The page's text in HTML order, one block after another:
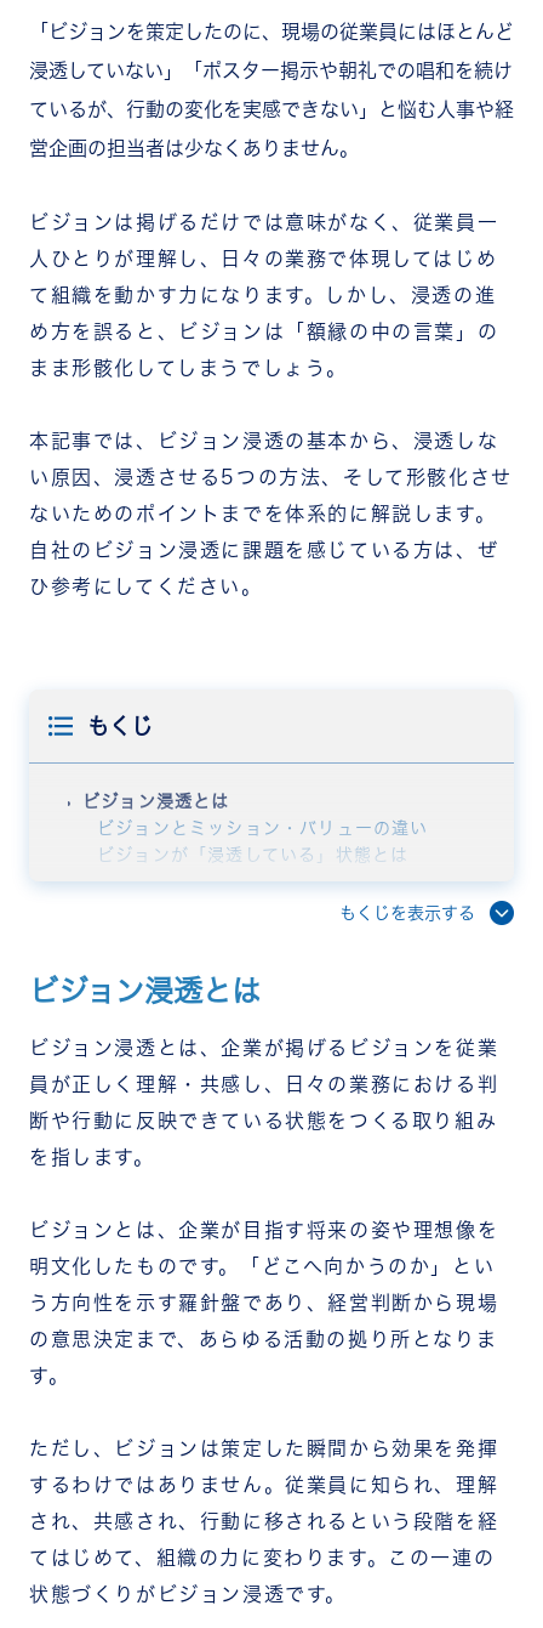
「ビジョンを策定したのに、現場の従業員にはほとんど
浸透していない」「ポスター掲示や朝礼での唱和を続け
ているが、行動の変化を実感できない」と悩む人事や経
営企画の担当者は少なくありません。
ビジョンは掲げるだけでは意味がなく、従業員一
人ひとりが理解し、日々の業務で体現してはじめ
て組織を動かす力になります。しかし、浸透の進
め方を誤ると、ビジョンは「額縁の中の言葉」の
まま形骸化してしまうでしょう。
本記事では、ビジョン浸透の基本から、浸透しな
い原因、浸透させる5つの方法、そして形骸化させ
ないためのポイントまでを体系的に解説します。
自社のビジョン浸透に課題を感じている方は、ぜ
ひ参考にしてください。
もくじ
ビジョン浸透とは
ビジョンとミッション・バリューの違い
ビジョンが「浸透している」状態とは
従業員の主体的な行動と迅速な判断を促す
ビジョンが浸透しない4つの原因
伝達が一方通行で終わっている
経営層や管理職が体現できていない
ビジョンを浸透させる5つの方法
経営層が自分の言葉で繰り返し発信する
社内報や社内SNSで日常的な接点をつくる
ビジョンを体現した行動を称賛して可視化する
浸透度を定期的に測定する
一過性のイベントで終わらせず日常に組み込む
もくじを表示する
ビジョン浸透とは
ビジョン浸透とは、企業が掲げるビジョンを従業
員が正しく理解・共感し、日々の業務における判
断や行動に反映できている状態をつくる取り組み
を指します。
ビジョンとは、企業が目指す将来の姿や理想像を
明文化したものです。「どこへ向かうのか」とい
う方向性を示す羅針盤であり、経営判断から現場
の意思決定まで、あらゆる活動の拠り所となりま
す。
ただし、ビジョンは策定した瞬間から効果を発揮
するわけではありません。従業員に知られ、理解
され、共感され、行動に移されるという段階を経
てはじめて、組織の力に変わります。この一連の
状態づくりがビジョン浸透です。